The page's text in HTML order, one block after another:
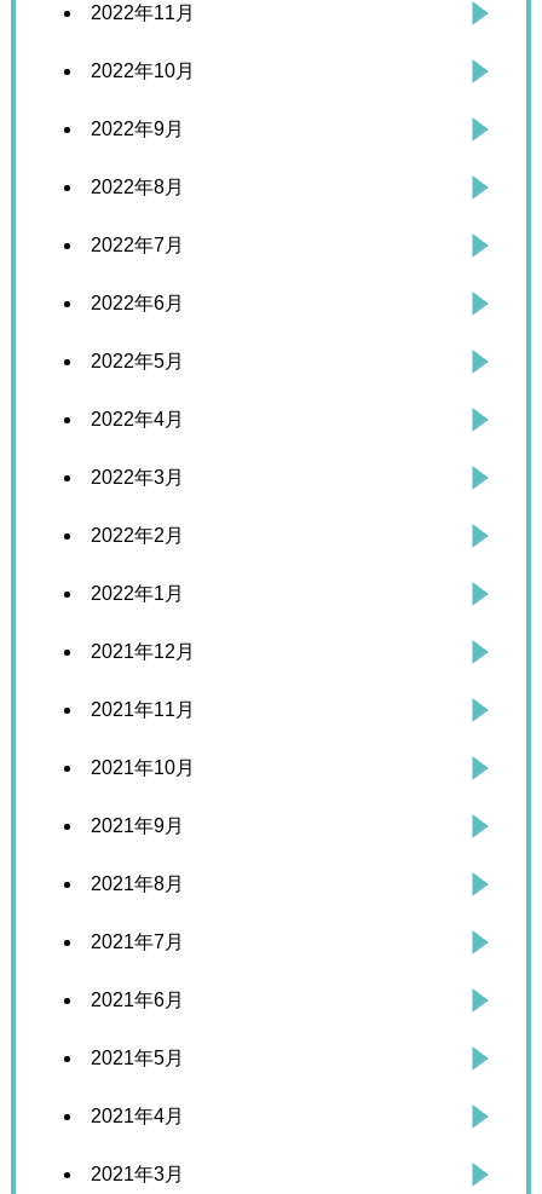
2022年11月
2022年10月
2022年9月
2022年8月
2022年7月
2022年6月
2022年5月
2022年4月
2022年3月
2022年2月
2022年1月
2021年12月
2021年11月
2021年10月
2021年9月
2021年8月
2021年7月
2021年6月
2021年5月
2021年4月
2021年3月